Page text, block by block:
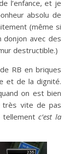
l’enfance, et je
absolu de
(même si
donjon avec des
destructible.)
RB en briques
et de la dignité.
on est bien
très vite de pas
tellementc’est la